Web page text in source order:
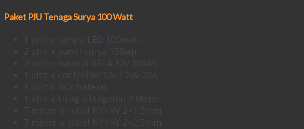
Paket PJU Tenaga Surya 100 Watt
1 unit x lampu LED 100watt
2 unit x panel surya 150wp
2 unit x baterai VRLA 12v 150Ah
1 unit x controller 12v / 24v 20A
1 unit x box baterai
1 unit x tiang oktagonal 7 Meter
7 meter x kabel NYYHY 2×1,5mm
7 meter x kabel NYYHY 2×2,5mm